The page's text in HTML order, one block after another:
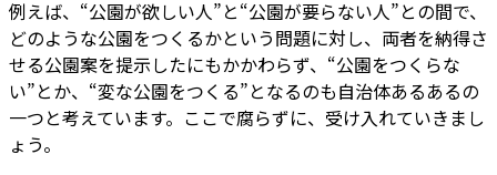
例えば、“公園が欲しい人”と“公園が要らない人”との間で、
どのような公園をつくるかという問題に対し、両者を納得さ
せる公園案を提示したにもかかわらず、“公園をつくらな
い”とか、“変な公園をつくる”となるのも自治体あるあるの
一つと考えています。ここで腐らずに、受け入れていきまし
ょう。